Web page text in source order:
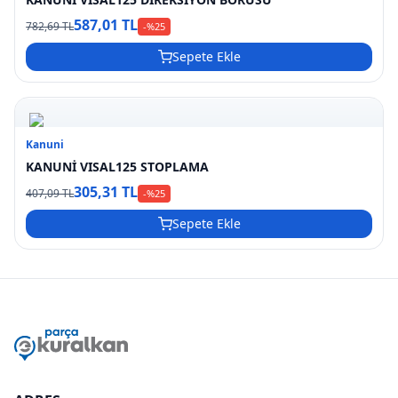
782,69 TL587,01 TL -%25
Sepete Ekle
Kanuni
KANUNİ VISAL125 STOPLAMA
407,09 TL305,31 TL -%25
Sepete Ekle